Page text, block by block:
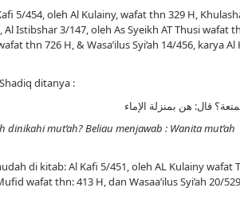
5/454, oleh Al Kulainy, wafat thn 329 H,
Istibshar 3/147, oleh As Syeikh AT Thusi wafat
thn 726 H, & Wasa’ilus Syi’ah 14/456, karya Al
ditanya :
mut’ah? Beliau menjawab : Wanita mut’ah
di kitab: Al Kafi 5/451, oleh AL Kulainy wafat
wafat thn: 413 H, dan Wasaa’ilus Syi’ah 20/